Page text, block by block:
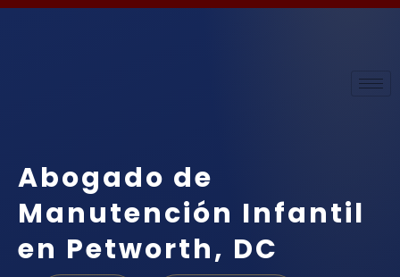
Abogado de
Manutención Infantil
en Petworth, DC